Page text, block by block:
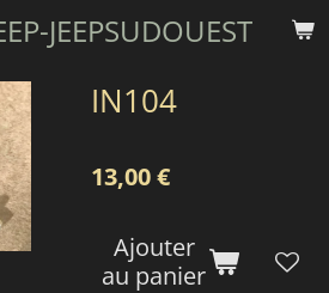
JEEPSUDOUEST
IN104
13,00 €
Ajouter
au panier